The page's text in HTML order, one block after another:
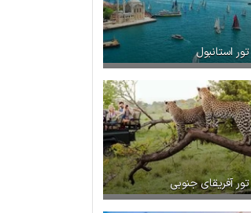
تور استانبول
تور آفریقای جنوبی